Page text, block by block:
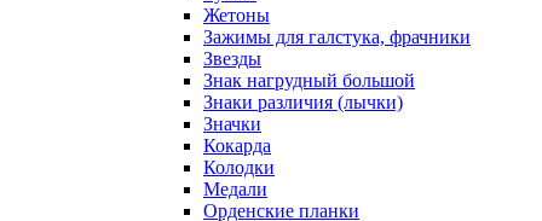
Жетоны
Зажимы для галстука, фрачники
Звезды
Знак нагрудный большой
Знаки различия (лычки)
Значки
Кокарда
Колодки
Медали
Орденские планки